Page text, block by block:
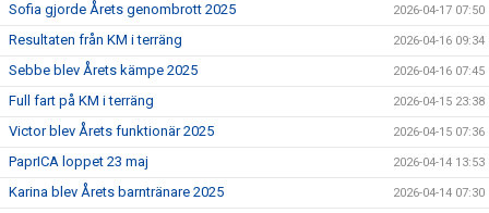
Sofia gjorde Årets genombrott 2025 2026-04-17 07:50
Resultaten från KM i terräng 2026-04-16 09:34
Sebbe blev Årets kämpe 2025 2026-04-16 07:45
Full fart på KM i terräng 2026-04-15 23:38
Victor blev Årets funktionär 2025 2026-04-15 07:36
PaprICA loppet 23 maj 2026-04-14 13:53
Karina blev Årets barntränare 2025 2026-04-14 07:30